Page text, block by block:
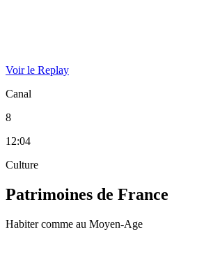
Voir le Replay
Canal
8
12:04
Culture
Patrimoines de France
Habiter comme au Moyen-Age